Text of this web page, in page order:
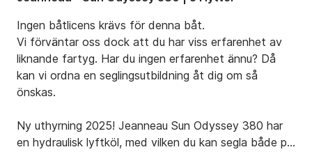
Ingen båtlicens krävs för denna båt.
Vi förväntar oss dock att du har viss erfarenhet av
liknande fartyg. Har du ingen erfarenhet ännu? Då
kan vi ordna en seglingsutbildning åt dig om så
önskas.
Ny uthyrning 2025! Jeanneau Sun Odyssey 380 har
en hydraulisk lyftköl, med vilken du kan segla både på